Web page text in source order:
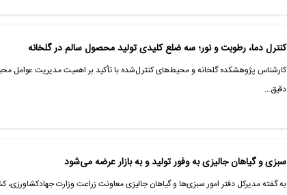
کنترل دما، رطوبت و نور؛ سه ضلع کلیدی تولید محصول سالم در گلخانه
کارشناس پژوهشکده گلخانه و محیط‌های کنترل‌شده با تأکید بر اهمیت مدیریت عوامل
دقیق…
سبزی و گیاهان جالیزی به‌ وفور تولید و به بازار عرضه می‌شود
به گفته مدیرکل دفتر امور سبزی‌ها و گیاهان جالیزی معاونت زراعت وزارت جهادکشاورزی،